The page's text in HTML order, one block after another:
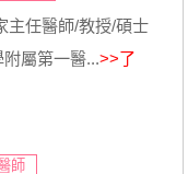
主任醫師/教授/碩士
屬第一醫...>>了
師